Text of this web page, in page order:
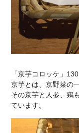
「京芋コロッケ」130
京芋とは、京野菜の
その京芋と人参、鶏
ています。